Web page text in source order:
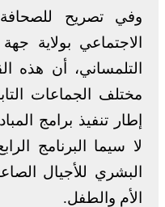
وفي تصريح
الاجتماعي بولاية
التلمساني، أن هذه
مختلف الجماعات
إطار تنفيذ برامج
لا سيما البرنامج
البشري للأجيال
الأم والطفل.